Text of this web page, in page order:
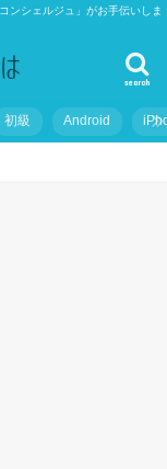
ンシェルジュ」がお手伝いしま
search
初級 Android